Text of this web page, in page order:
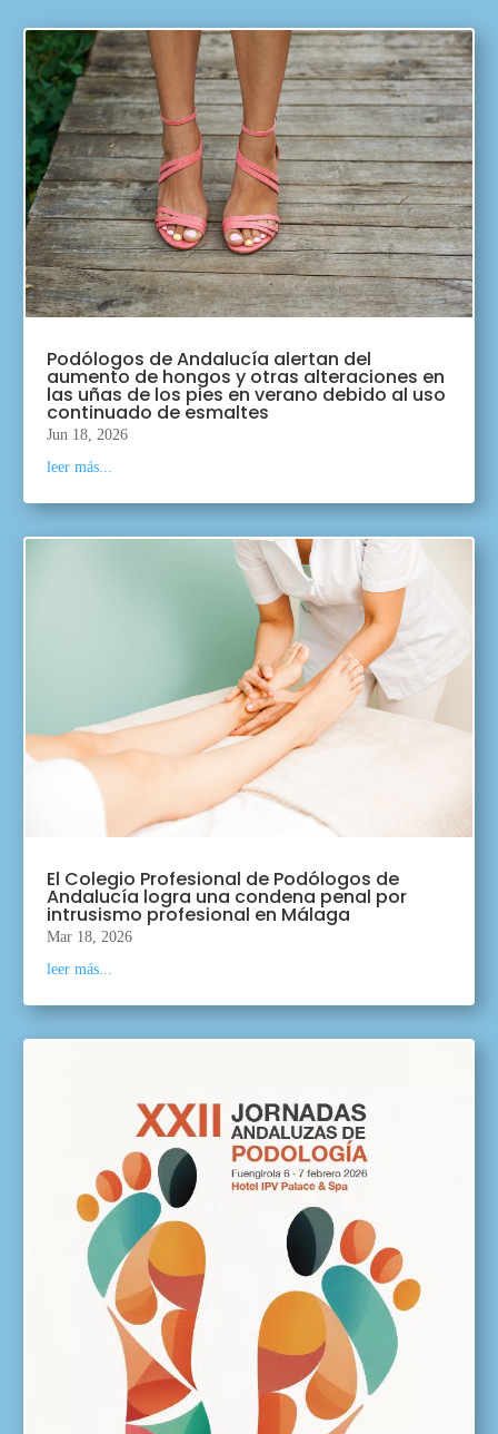
Podólogos de Andalucía alertan del
aumento de hongos y otras alteraciones en
las uñas de los pies en verano debido al uso
continuado de esmaltes
Jun 18, 2026
leer más...
El Colegio Profesional de Podólogos de
Andalucía logra una condena penal por
intrusismo profesional en Málaga
Mar 18, 2026
leer más...